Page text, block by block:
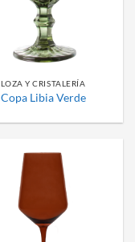
LOZA Y CRISTALERÍA
Copa Libia Verde